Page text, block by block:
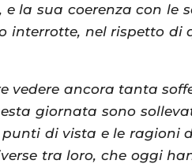
la sua coerenza con le
interrotte, nel rispetto di
vedere ancora tanta
giornata sono
di vista e le ragioni
tra loro, che oggi